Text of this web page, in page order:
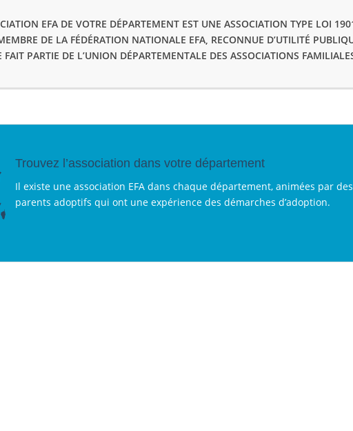
EFA DE VOTRE DÉPARTEMENT EST UNE ASSOCIATION TYPE LOI
DE LA FÉDÉRATION NATIONALE EFA, RECONNUE D’UTILITÉ
FAIT PARTIE DE L’UNION DÉPARTEMENTALE DES ASSOCIATIONS
Trouvez l’association dans votre département
Il existe une association EFA dans chaque département, animées par des
parents adoptifs qui ont une expérience des démarches d’adoption.